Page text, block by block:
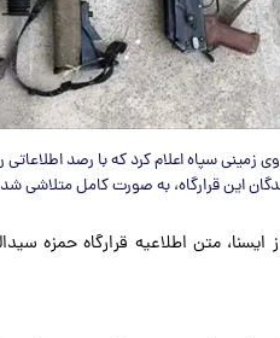
زمینی سپاه اعلام کرد که با رصد
این قرارگاه، به صورت کامل متلاشی
متن اطلاعیه قرارگاه حمزه